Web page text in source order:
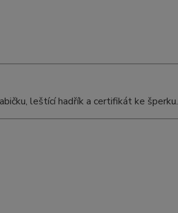
leštící hadřík a certifikát ke šperku.